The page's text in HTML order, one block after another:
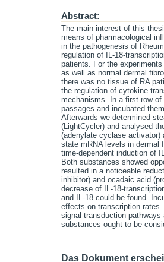
Abstract:
The main interest of this
means of pharmacological
in the pathogenesis of
regulation of IL-18-
patients. For the
as well as normal dermal
there was no tissue of RA
the regulation of cytokine
mechanisms. In a first row
passages and incubated
Afterwards we determined
(LightCycler) and analysed
(adenylate cyclase activator)
state mRNA levels in dermal
time-dependent induction of
Both substances showed
resulted in a noticeable
inhibitor) and ocadaic acid
decrease of IL-18-
and IL-18 could be found.
effects on transcription
signal transduction
substances ought to be
Das Dokument